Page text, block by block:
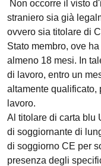
Non occorre il visto
straniero sia già
ovvero sia titolare di
Stato membro, ove
almeno 18 mesi. In
di lavoro, entro un
altamente qualificato,
lavoro.
Al titolare di carta blu
di soggiornante di
di soggiorno CE per
presenza degli